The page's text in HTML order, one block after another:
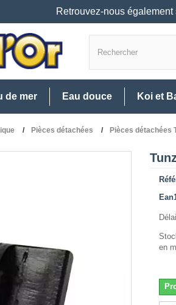
Retrouvez-nous
de mer Eau douce Koi et
Pièces détachées Pièces détachées
en